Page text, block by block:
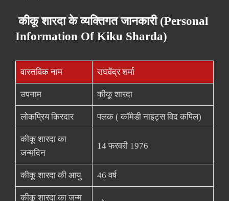
कीकू शारदा के व्यक्तिगत जानकारी (Personal
Information Of Kiku Sharda)
वास्तविक नाम राघवेंद्र शर्मा
उपनाम कीकू शारदा
लोकप्रिय किरदार पलक ( कॉमेडी नाइट्स विद कपिल)
कीकू शारदा का
जन्मदिन
14 फरवरी 1976
कीकू शारदा की आयु 46 वर्ष
कीकू शारदा का जन्म